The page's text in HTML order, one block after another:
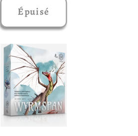
Épuisé